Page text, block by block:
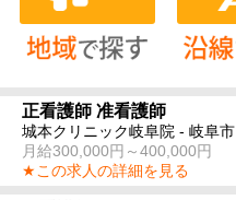
正看護師 准看護師
城本クリニック岐阜院 - 岐阜市
月給300,000円～400,000円
★この求人の詳細を見る